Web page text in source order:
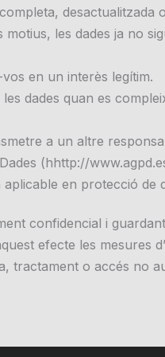
desactualitzada
les dades ja no
en un interès legítim.
dades quan es
a un altre
(hhttp://
en protecció de
confidencial i
efecte les mesures
tractament o accés no